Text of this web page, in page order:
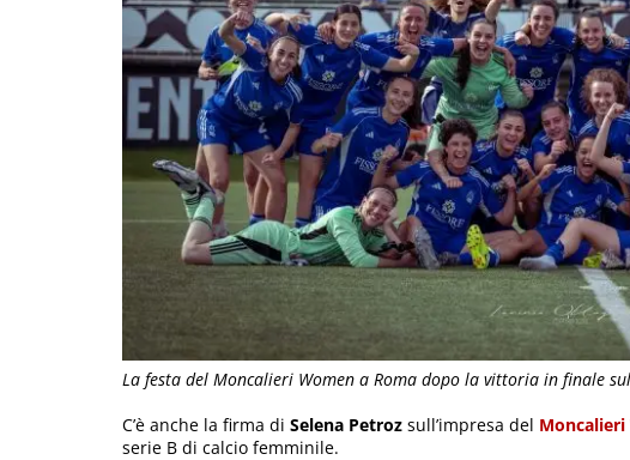
La festa del Moncalieri Women a Roma dopo la vittoria in finale
C’è anche la firma di Selena Petroz sull’impresa del
serie B di calcio femminile.